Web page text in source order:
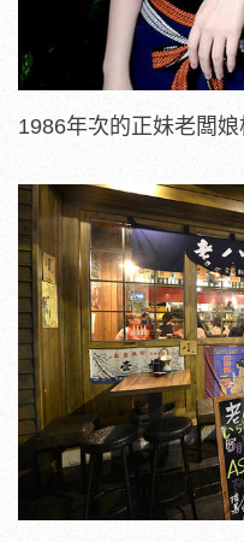
1986年次的正妹老闆娘